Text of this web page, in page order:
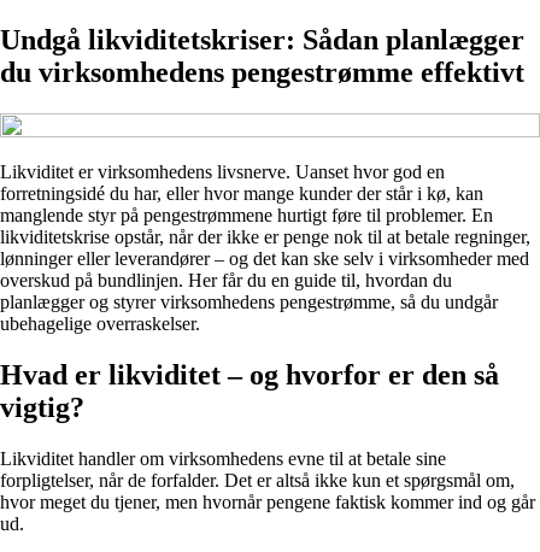
Undgå likviditetskriser: Sådan planlægger
du virksomhedens pengestrømme effektivt
Likviditet er virksomhedens livsnerve. Uanset hvor god en
forretningsidé du har, eller hvor mange kunder der står i kø, kan
manglende styr på pengestrømmene hurtigt føre til problemer. En
likviditetskrise opstår, når der ikke er penge nok til at betale regninger,
lønninger eller leverandører – og det kan ske selv i virksomheder med
overskud på bundlinjen. Her får du en guide til, hvordan du
planlægger og styrer virksomhedens pengestrømme, så du undgår
ubehagelige overraskelser.
Hvad er likviditet – og hvorfor er den så
vigtig?
Likviditet handler om virksomhedens evne til at betale sine
forpligtelser, når de forfalder. Det er altså ikke kun et spørgsmål om,
hvor meget du tjener, men hvornår pengene faktisk kommer ind og går
ud.